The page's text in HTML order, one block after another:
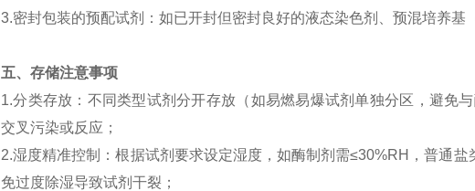
3.密封包装的预配试剂：如已开封但密封良好的液态染色剂、预混培养基
五、存储注意事项
1.分类存放：不同类型试剂分开存放（如易燃易爆试剂单独分区，避免
交叉污染或反应；
2.湿度精准控制：根据试剂要求设定湿度，如酶制剂需≤30%RH，普通盐
免过度除湿导致试剂干裂；